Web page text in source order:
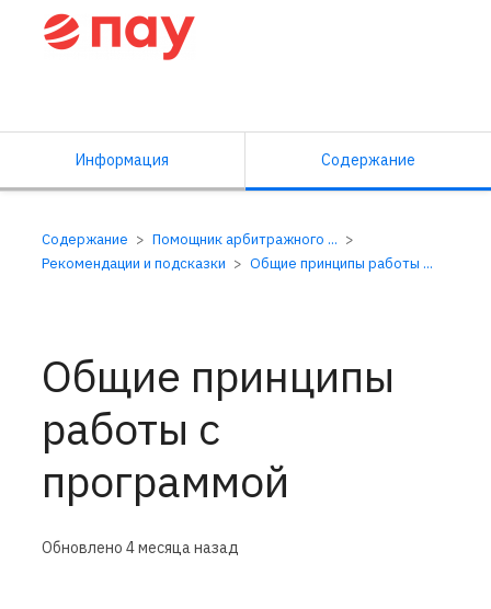
Информация Содержание
Содержание
Помощник арбитражного ...
Рекомендации и подсказки
Общие принципы работы ...
Общие принципы
работы с
программой
Обновлено 4 месяца назад